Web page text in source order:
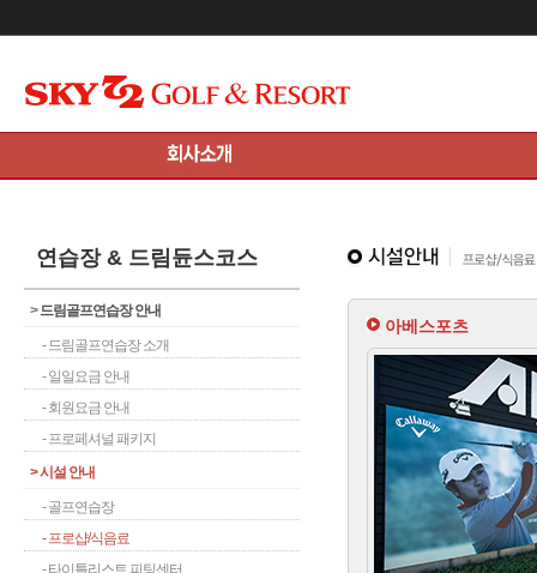
연습장 & 드림듄스코스
>드림골프연습장 안내
- 드림골프연습장 소개
- 일일요금 안내
- 회원요금 안내
- 프로페셔널 패키지
>시설 안내
- 골프연습장
- 프로샵/식음료
- 타이틀리스트 피팅센터
아베스포츠